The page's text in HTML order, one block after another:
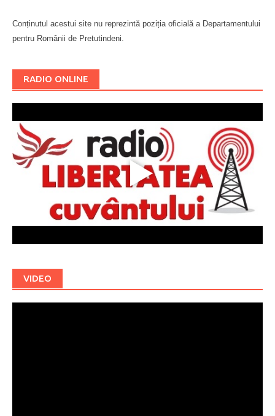
Conținutul acestui site nu reprezintă poziția oficială a Departamentului
pentru Românii de Pretutindeni.
RADIO ONLINE
VIDEO